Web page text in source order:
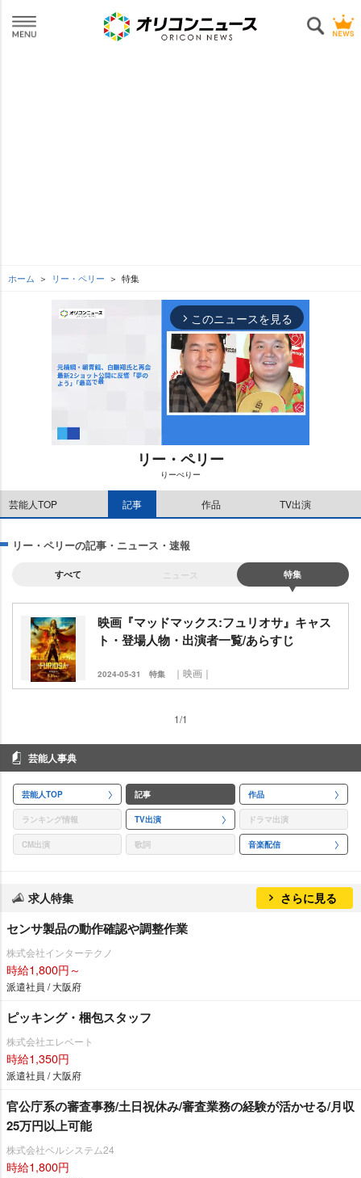
ホーム リー・ペリー 特集
arrow_forward_ios このニュースを見る
M
t
リー・ペリー
りーぺりー
芸能人TOP 記事 作品 TV出演
リー・ペリーの記事・ニュース・速報
すべて ニュース 特集
映画『マッドマックス:フュリオサ』キャス
ト・登場人物・出演者一覧/あらすじ
2024-05-31 特集 ｜映画｜
1/1
芸能人事典
芸能人TOP 記事 作品
ランキング情報 TV出演 ドラマ出演
CM出演 歌詞 音楽配信
求人特集 さらに見る
センサ製品の動作確認や調整作業
株式会社インターテクノ
時給1,800円～
派遣社員 / 大阪府
ピッキング・梱包スタッフ
株式会社エレベート
時給1,350円
派遣社員 / 大阪府
官公庁系の審査事務/土日祝休み/審査業務の経験が活かせる/月収
25万円以上可能
株式会社ベルシステム24
時給1,800円